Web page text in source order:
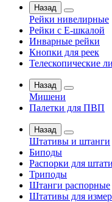
Назад
Рейки нивелирные
Рейки с Е-шкалой
Инварные рейки
Кнопки для реек
Телескопические
Назад
Мишени
Палетки для ПВП
Назад
Штативы и штанги
Биподы
Распорки для
Триподы
Штанги распорные
Штативы для